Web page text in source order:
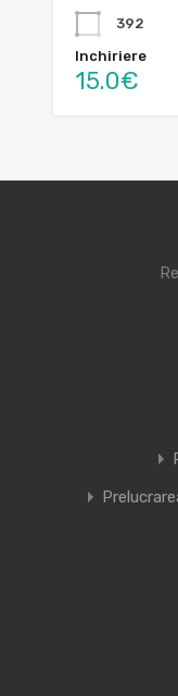
392
Inchiriere
15.0€